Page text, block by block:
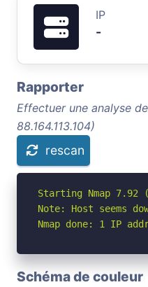
IP
-
Rapporter
Effectuer une analyse
88.164.113.104)
rescan
Starting Nmap
Note: Host seems
Nmap done: 1 IP
Schéma de couleur